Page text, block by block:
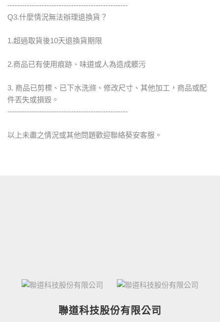
-------------------------------------------------
Q3.什麼情況無法辦理退換貨？
1.超過取貨後10天退換貨期限
2.商品已有使用痕跡、味道或人為造成髒污
3. 商品已剪標、已下水洗滌、修改尺寸、其他加工，商品或配
件丟失或損毀。
-------------------------------------------------
以上未盡之情況或其他問題歡迎聯絡葵安客服。
聯道科技股份有限公司